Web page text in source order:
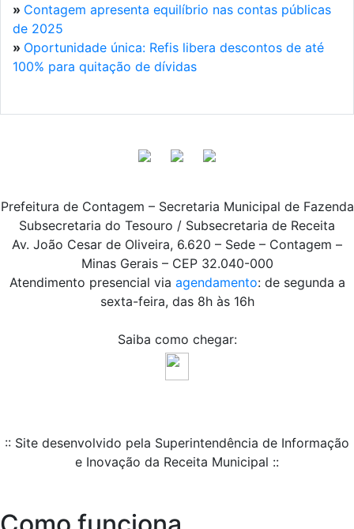
» Contagem apresenta equilíbrio nas contas públicas
de 2025
» Oportunidade única: Refis libera descontos de até
100% para quitação de dívidas
Prefeitura de Contagem – Secretaria Municipal de Fazenda
Subsecretaria do Tesouro / Subsecretaria de Receita
Av. João Cesar de Oliveira, 6.620 – Sede – Contagem –
Minas Gerais – CEP 32.040-000
Atendimento presencial via agendamento: de segunda a
sexta-feira, das 8h às 16h
Saiba como chegar:
:: Site desenvolvido pela Superintendência de Informação
e Inovação da Receita Municipal ::